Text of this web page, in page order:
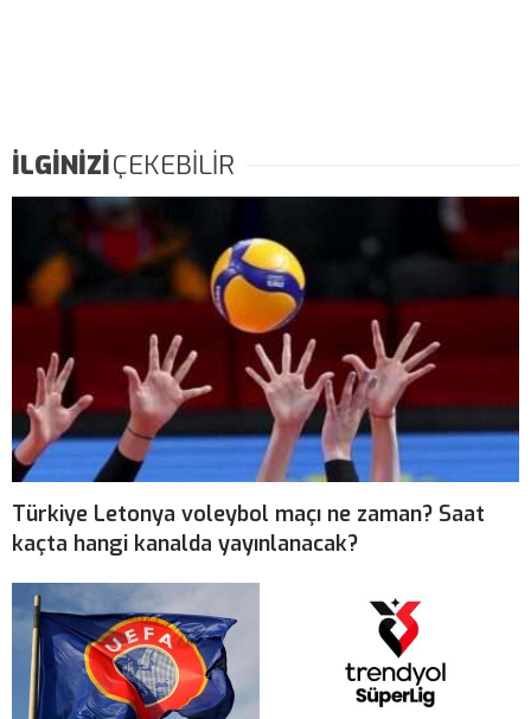
İLGİNİZİÇEKEBİLİR
Türkiye Letonya voleybol maçı ne zaman? Saat
kaçta hangi kanalda yayınlanacak?